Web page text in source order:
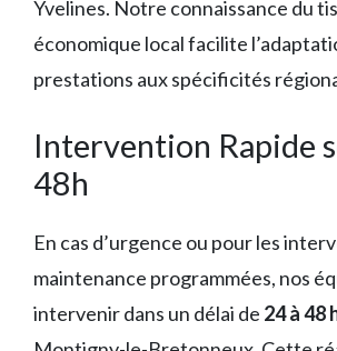
Yvelines. Notre connaissance du
économique local facilite
prestations aux spécificités
Intervention Rapide
48h
En cas d’urgence ou pour les
maintenance programmées, nos
intervenir dans un délai de 24 à 48